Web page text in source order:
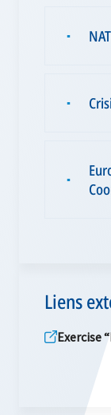
▪
▪
▪
Liens
Exercise